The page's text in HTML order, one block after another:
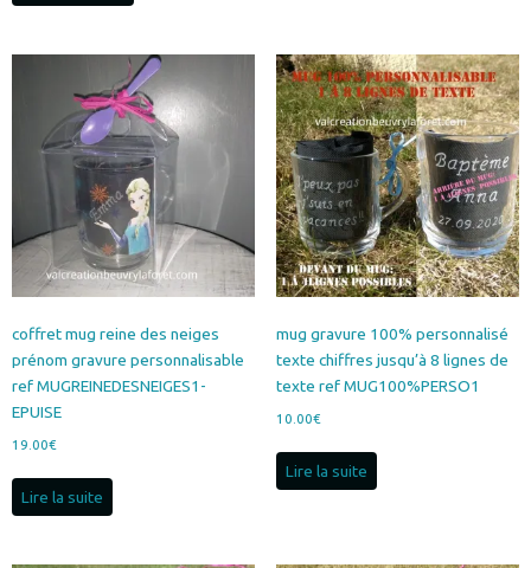
coffret mug reine des neiges
prénom gravure personnalisable
ref MUGREINEDESNEIGES1-
EPUISE
19.00€
Lire la suite
mug gravure 100% personnalisé
texte chiffres jusqu’à 8 lignes de
texte ref MUG100%PERSO1
10.00€
Lire la suite